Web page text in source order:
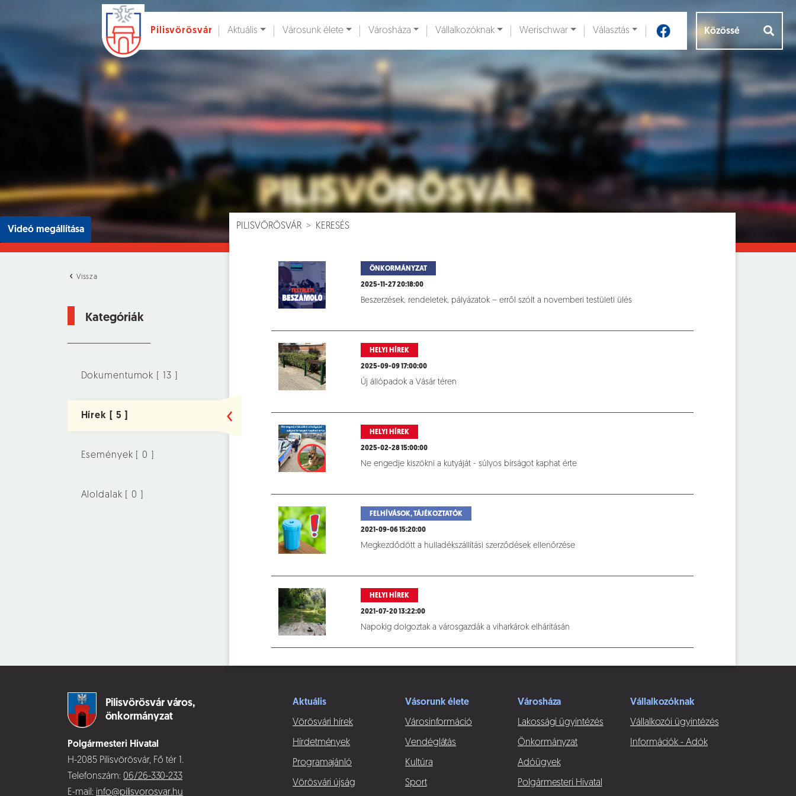
Ugrás a fő tartalomhoz
Pilisvörösvár Aktuális Városunk élete Városháza Vállalkozóknak Werischwar Választás
Videó megállítása
Vissza
Kategóriák
Dokumentumok [ 13 ]
Hírek [ 5 ]
Események [ 0 ]
Aloldalak [ 0 ]
PILISVÖRÖSVÁR KERESÉS
ÖNKORMÁNYZAT
2025-11-27 20:18:00
Beszerzések, rendeletek, pályázatok – erről szólt a novemberi testületi ülés
HELYI HÍREK
2025-09-09 17:00:00
Új állópadok a Vásár téren
HELYI HÍREK
2025-02-28 15:00:00
Ne engedje kiszökni a kutyáját - súlyos bírságot kaphat érte
FELHÍVÁSOK, TÁJÉKOZTATÓK
2021-09-06 15:20:00
Megkezdődött a hulladékszállítási szerződések ellenőrzése
HELYI HÍREK
2021-07-20 13:22:00
Napokig dolgoztak a városgazdák a viharkárok elhárításán
Pilisvörösvár város,
önkormányzat
Polgármesteri Hivatal
H-2085 Pilisvörösvár, Fő tér 1.
Telefonszám: 06/26-330-233
E-mail: info@pilisvorosvar.hu
Aktuális
Vörösvári hírek
Hírdetmények
Programajánló
Vörösvári újság
Vásorunk élete
Városinformáció
Vendéglátás
Kultúra
Sport
Városháza
Lakossági ügyintézés
Önkormányzat
Adóügyek
Polgármesteri Hivatal
Vállalkozóknak
Vállalkozói ügyintézés
Információk - Adók
Események [] Dokumentumok [